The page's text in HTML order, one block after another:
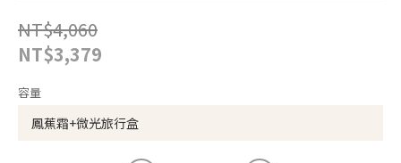
NT$4,060
NT$3,379
容量